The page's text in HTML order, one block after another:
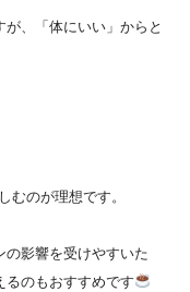
、「体にいい」からと
のが理想です。
影響を受けやすいた
のもおすすめです